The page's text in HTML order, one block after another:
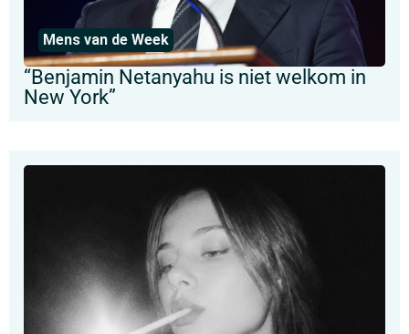
Mens van de Week
“Benjamin Netanyahu is niet welkom in
New York”